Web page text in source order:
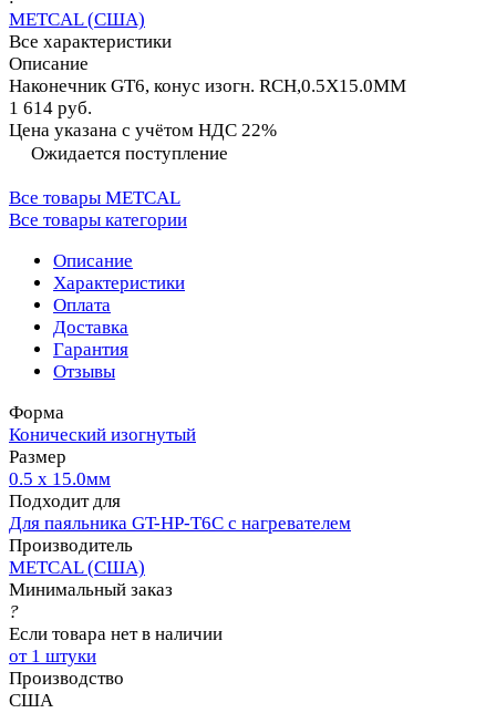
METCAL (США)
Все характеристики
Описание
Наконечник GT6, конус изогн. RCH,0.5X15.0MM
1 614 руб.
Цена указана с учётом НДС 22%
Ожидается поступление
Все товары METCAL
Все товары категории
Описание
Характеристики
Оплата
Доставка
Гарантия
Отзывы
Форма
Конический изогнутый
Размер
0.5 x 15.0мм
Подходит для
Для паяльника GT-HP-T6С с нагревателем
Производитель
METCAL (США)
Минимальный заказ
?
Если товара нет в наличии
от 1 штуки
Производство
США